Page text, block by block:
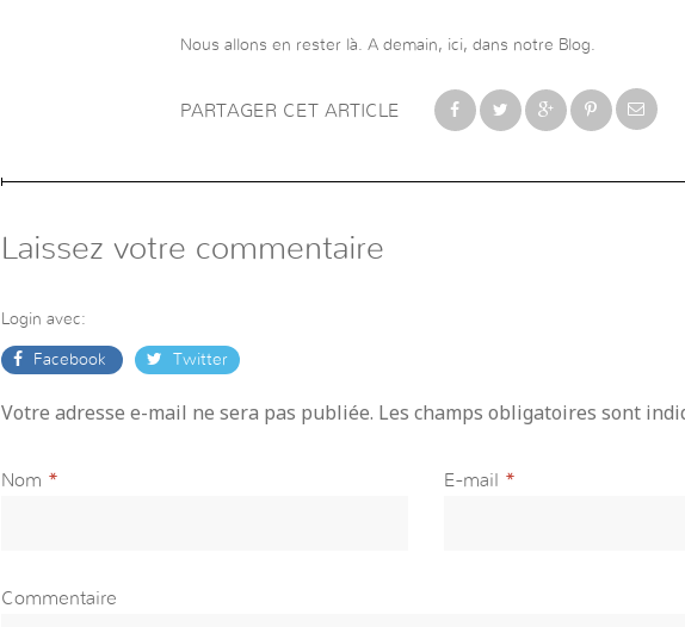
Nous allons en rester là. A demain, ici, dans notre Blog.
PARTAGER CET ARTICLE
Laissez votre commentaire
Login avec:
Facebook Twitter
Votre adresse e-mail ne sera pas publiée. Les champs obligatoires sont
Nom * E-mail *
Commentaire